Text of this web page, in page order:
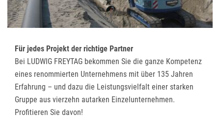
Für jedes Projekt der richtige Partner
Bei LUDWIG FREYTAG bekommen Sie die ganze Kompetenz
eines renommierten Unternehmens mit über 135 Jahren
Erfahrung – und dazu die Leistungsvielfalt einer starken
Gruppe aus vierzehn autarken Einzelunternehmen.
Profitieren Sie davon!